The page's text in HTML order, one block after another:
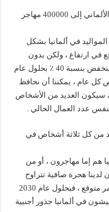
*محاور DW : وفقًا لتقديراتك ، سيحتاج الاقتصاد الألماني إلى 400000 مهاجر
في ألمانيا بشكل
في ارتفاع ، ولكن بدون
الهجرة فإن العدد المحتمل للعمال في ألمانيا سينخفض بنسبة 40 ٪ بحلول عام
الصافية لحوالي 400،000 شخص كل عام ، يمكننا أن نحافظ
على هذا الرقم مستقرا، ولكن بحلول عام 2060 ، سيكون العديد من الأشخاص
عدد العمال الحالي .
لدى واحد من كل ثلاثة أشخاص في
هم إما مهاجرون ، أو من
لدينا هجرة صافية تتراوح
بين 200000 و 400000 شخص في العام ، وهذا أمر متوقع ، فبحلول عام 2030
الذين يعيشون في ألمانيا جذور أجنبية